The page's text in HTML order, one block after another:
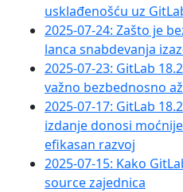
usklađenošću uz
2025-07-24: Zašto je
lanca snabdevanja
2025-07-23: GitLab
važno bezbednosno
2025-07-17: GitLab
izdanje donosi
efikasan razvoj
2025-07-15: Kako
source zajednica